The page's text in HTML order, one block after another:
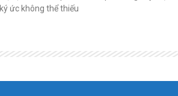
ức không thể thiếu